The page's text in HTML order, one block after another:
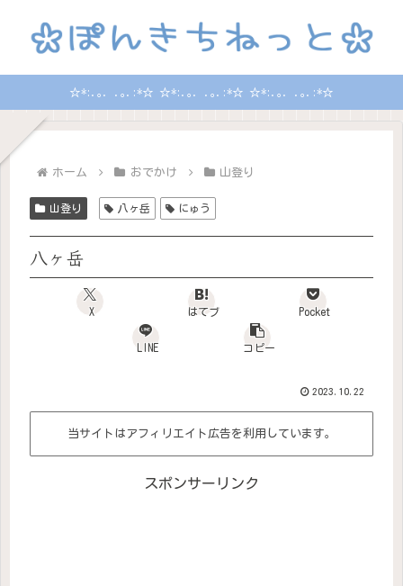
☆*:.｡. .｡.:*☆ ☆*:.｡. .｡.:*☆ ☆*:.｡. .｡.:*☆
ホーム おでかけ 山登り
山登り 八ヶ岳 にゅう
八ヶ岳
X はてブ Pocket
LINE コピー
2023.10.22
当サイトはアフィリエイト広告を利用しています。
スポンサーリンク